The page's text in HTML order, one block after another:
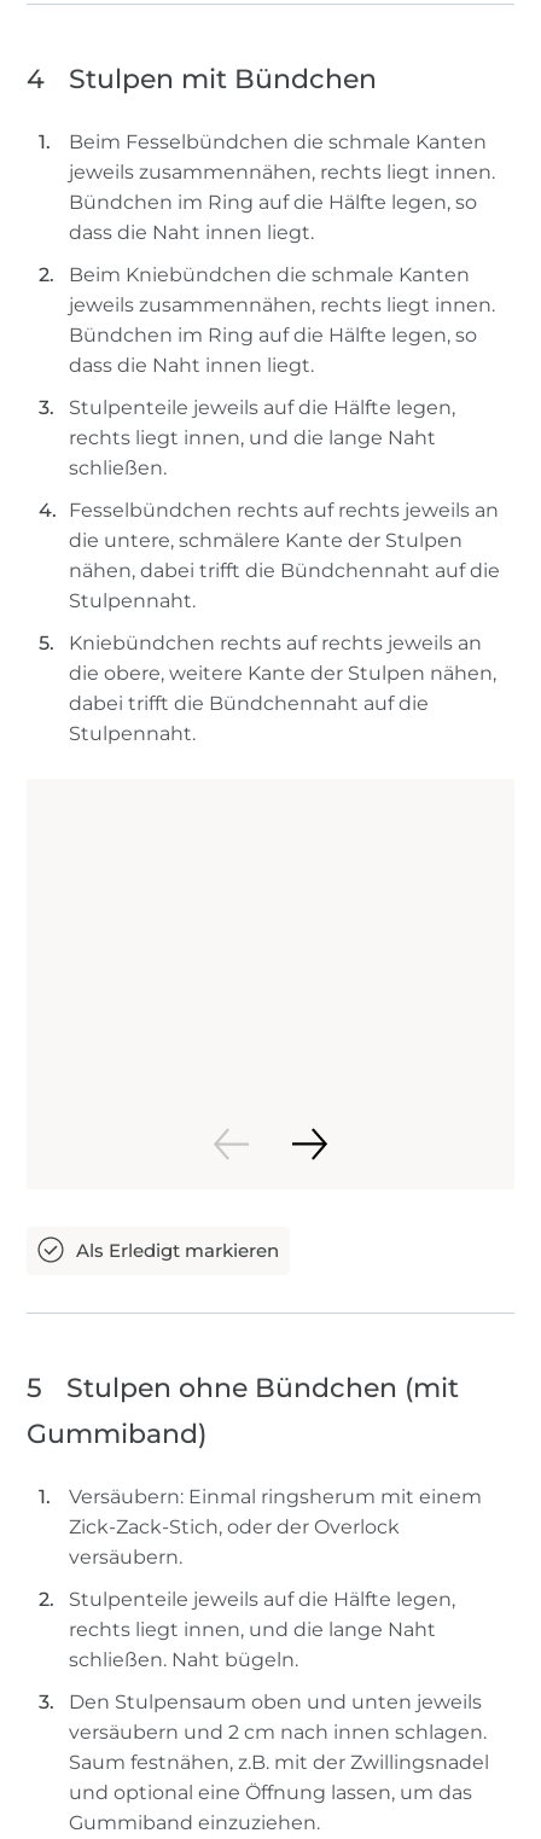
4 Stulpen mit Bündchen
Beim Fesselbündchen die schmale Kanten
jeweils zusammennähen, rechts liegt innen.
Bündchen im Ring auf die Hälfte legen, so
dass die Naht innen liegt.
Beim Kniebündchen die schmale Kanten
jeweils zusammennähen, rechts liegt innen.
Bündchen im Ring auf die Hälfte legen, so
dass die Naht innen liegt.
Stulpenteile jeweils auf die Hälfte legen,
rechts liegt innen, und die lange Naht
schließen.
Fesselbündchen rechts auf rechts jeweils an
die untere, schmälere Kante der Stulpen
nähen, dabei trifft die Bündchennaht auf die
Stulpennaht.
Kniebündchen rechts auf rechts jeweils an
die obere, weitere Kante der Stulpen nähen,
dabei trifft die Bündchennaht auf die
Stulpennaht.
5
Stulpen ohne Bündchen (mit
Gummiband)
Versäubern: Einmal ringsherum mit einem
Zick-Zack-Stich, oder der Overlock
versäubern.
Stulpenteile jeweils auf die Hälfte legen,
rechts liegt innen, und die lange Naht
schließen. Naht bügeln.
Den Stulpensaum oben und unten jeweils
versäubern und 2 cm nach innen schlagen.
Saum festnähen, z.B. mit der Zwillingsnadel
und optional eine Öffnung lassen, um das
Gummiband einzuziehen.